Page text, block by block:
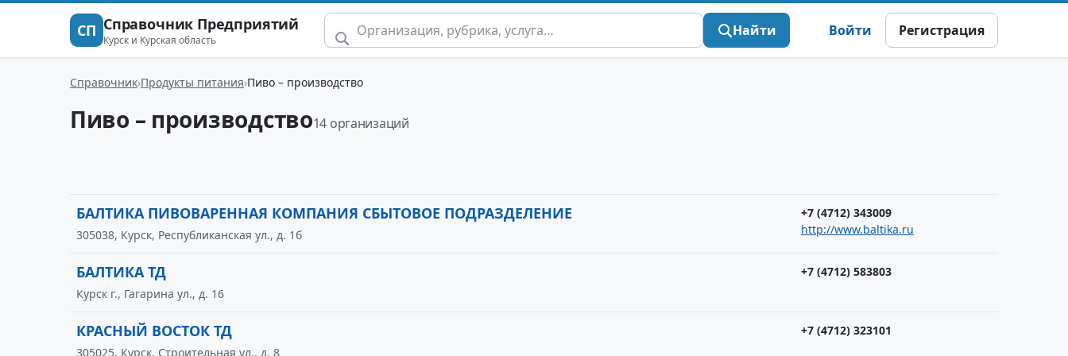
СП Справочник Предприятий
Курск и Курская область
Найти Войти Регистрация
Справочник Продукты питания Пиво – производство
Пиво – производство14 организаций
БАЛТИКА ПИВОВАРЕННАЯ КОМПАНИЯ СБЫТОВОЕ ПОДРАЗДЕЛЕНИЕ
+7 (4712) 343009
http://www.baltika.ru
305038, Курск, Республиканская ул., д. 1б
БАЛТИКА ТД
+7 (4712) 583803
Курск г., Гагарина ул., д. 16
КРАСНЫЙ ВОСТОК ТД
+7 (4712) 323101
305025, Курск, Строительная ул., д. 8